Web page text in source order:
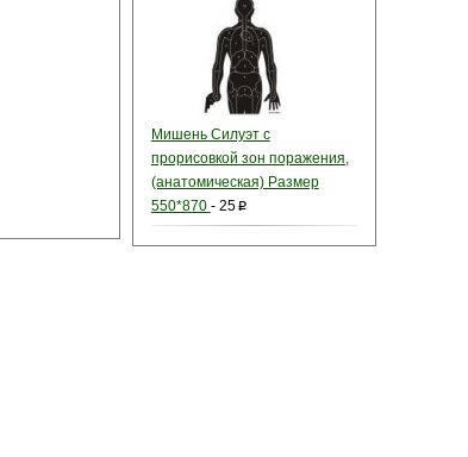
Мишень Силуэт с
прорисовкой зон поражения,
(анатомическая) Размер
550*870 - 25p